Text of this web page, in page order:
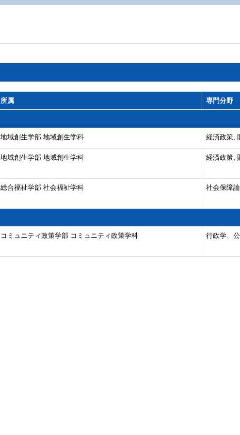
所属 専門分野
地域創生学部 地域創生学科 経済政策,
地域創生学部 地域創生学科 経済政策,
総合福祉学部 社会福祉学科 社会保障
コミュニティ政策学部 コミュニティ政策学科 行政学、